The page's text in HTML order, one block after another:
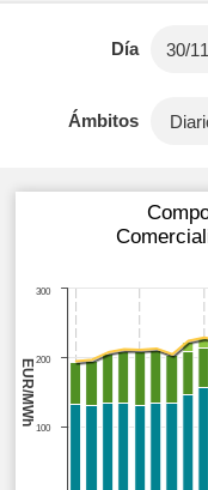
Día
Ámbitos
EUR/MWh
300
100
200